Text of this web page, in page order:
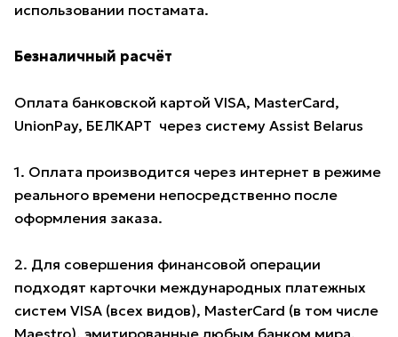
использовании постамата.
Безналичный расчёт
Оплата банковской картой VISA, MasterCard,
UnionPay, БЕЛКАРТ через систему Assist Belarus
1. Оплата производится через интернет в режиме
реального времени непосредственно после
оформления заказа.
2. Для совершения финансовой операции
подходят карточки международных платежных
систем VISA (всех видов), MasterCard (в том числе